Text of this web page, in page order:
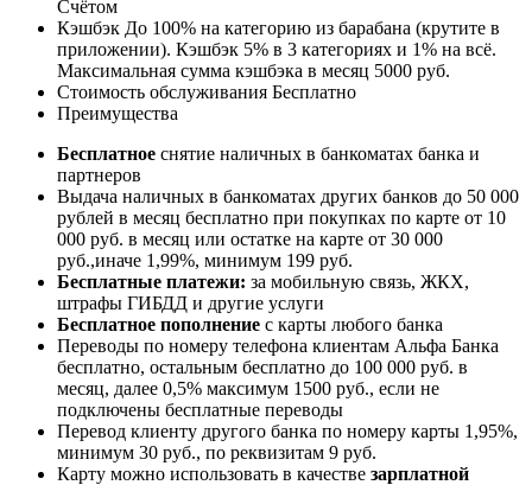
Счётом
Кэшбэк До 100% на категорию из барабана (крутите в
приложении). Кэшбэк 5% в 3 категориях и 1% на всё.
Максимальная сумма кэшбэка в месяц 5000 руб.
Стоимость обслуживания Бесплатно
Преимущества
Бесплатное снятие наличных в банкоматах банка и
партнеров
Выдача наличных в банкоматах других банков до 50 000
рублей в месяц бесплатно при покупках по карте от 10
000 руб. в месяц или остатке на карте от 30 000
руб.,иначе 1,99%, минимум 199 руб.
Бесплатные платежи: за мобильную связь, ЖКХ,
штрафы ГИБДД и другие услуги
Бесплатное пополнение с карты любого банка
Переводы по номеру телефона клиентам Альфа Банка
бесплатно, остальным бесплатно до 100 000 руб. в
месяц, далее 0,5% максимум 1500 руб., если не
подключены бесплатные переводы
Перевод клиенту другого банка по номеру карты 1,95%,
минимум 30 руб., по реквизитам 9 руб.
Карту можно использовать в качестве зарплатной